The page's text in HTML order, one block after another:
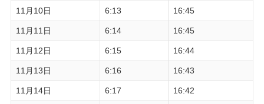
11月10日 6:13 16:45
11月11日 6:14 16:45
11月12日 6:15 16:44
11月13日 6:16 16:43
11月14日 6:17 16:42